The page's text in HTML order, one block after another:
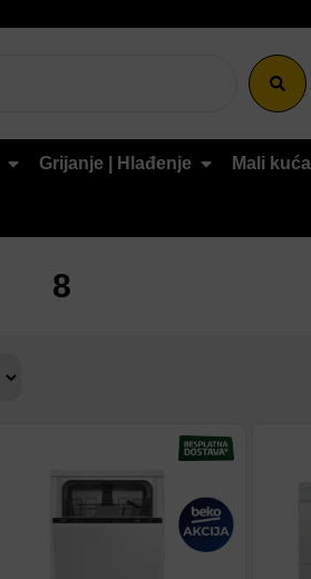
Grijanje | Hlađenje Mali
8
Dodaj u poređenje